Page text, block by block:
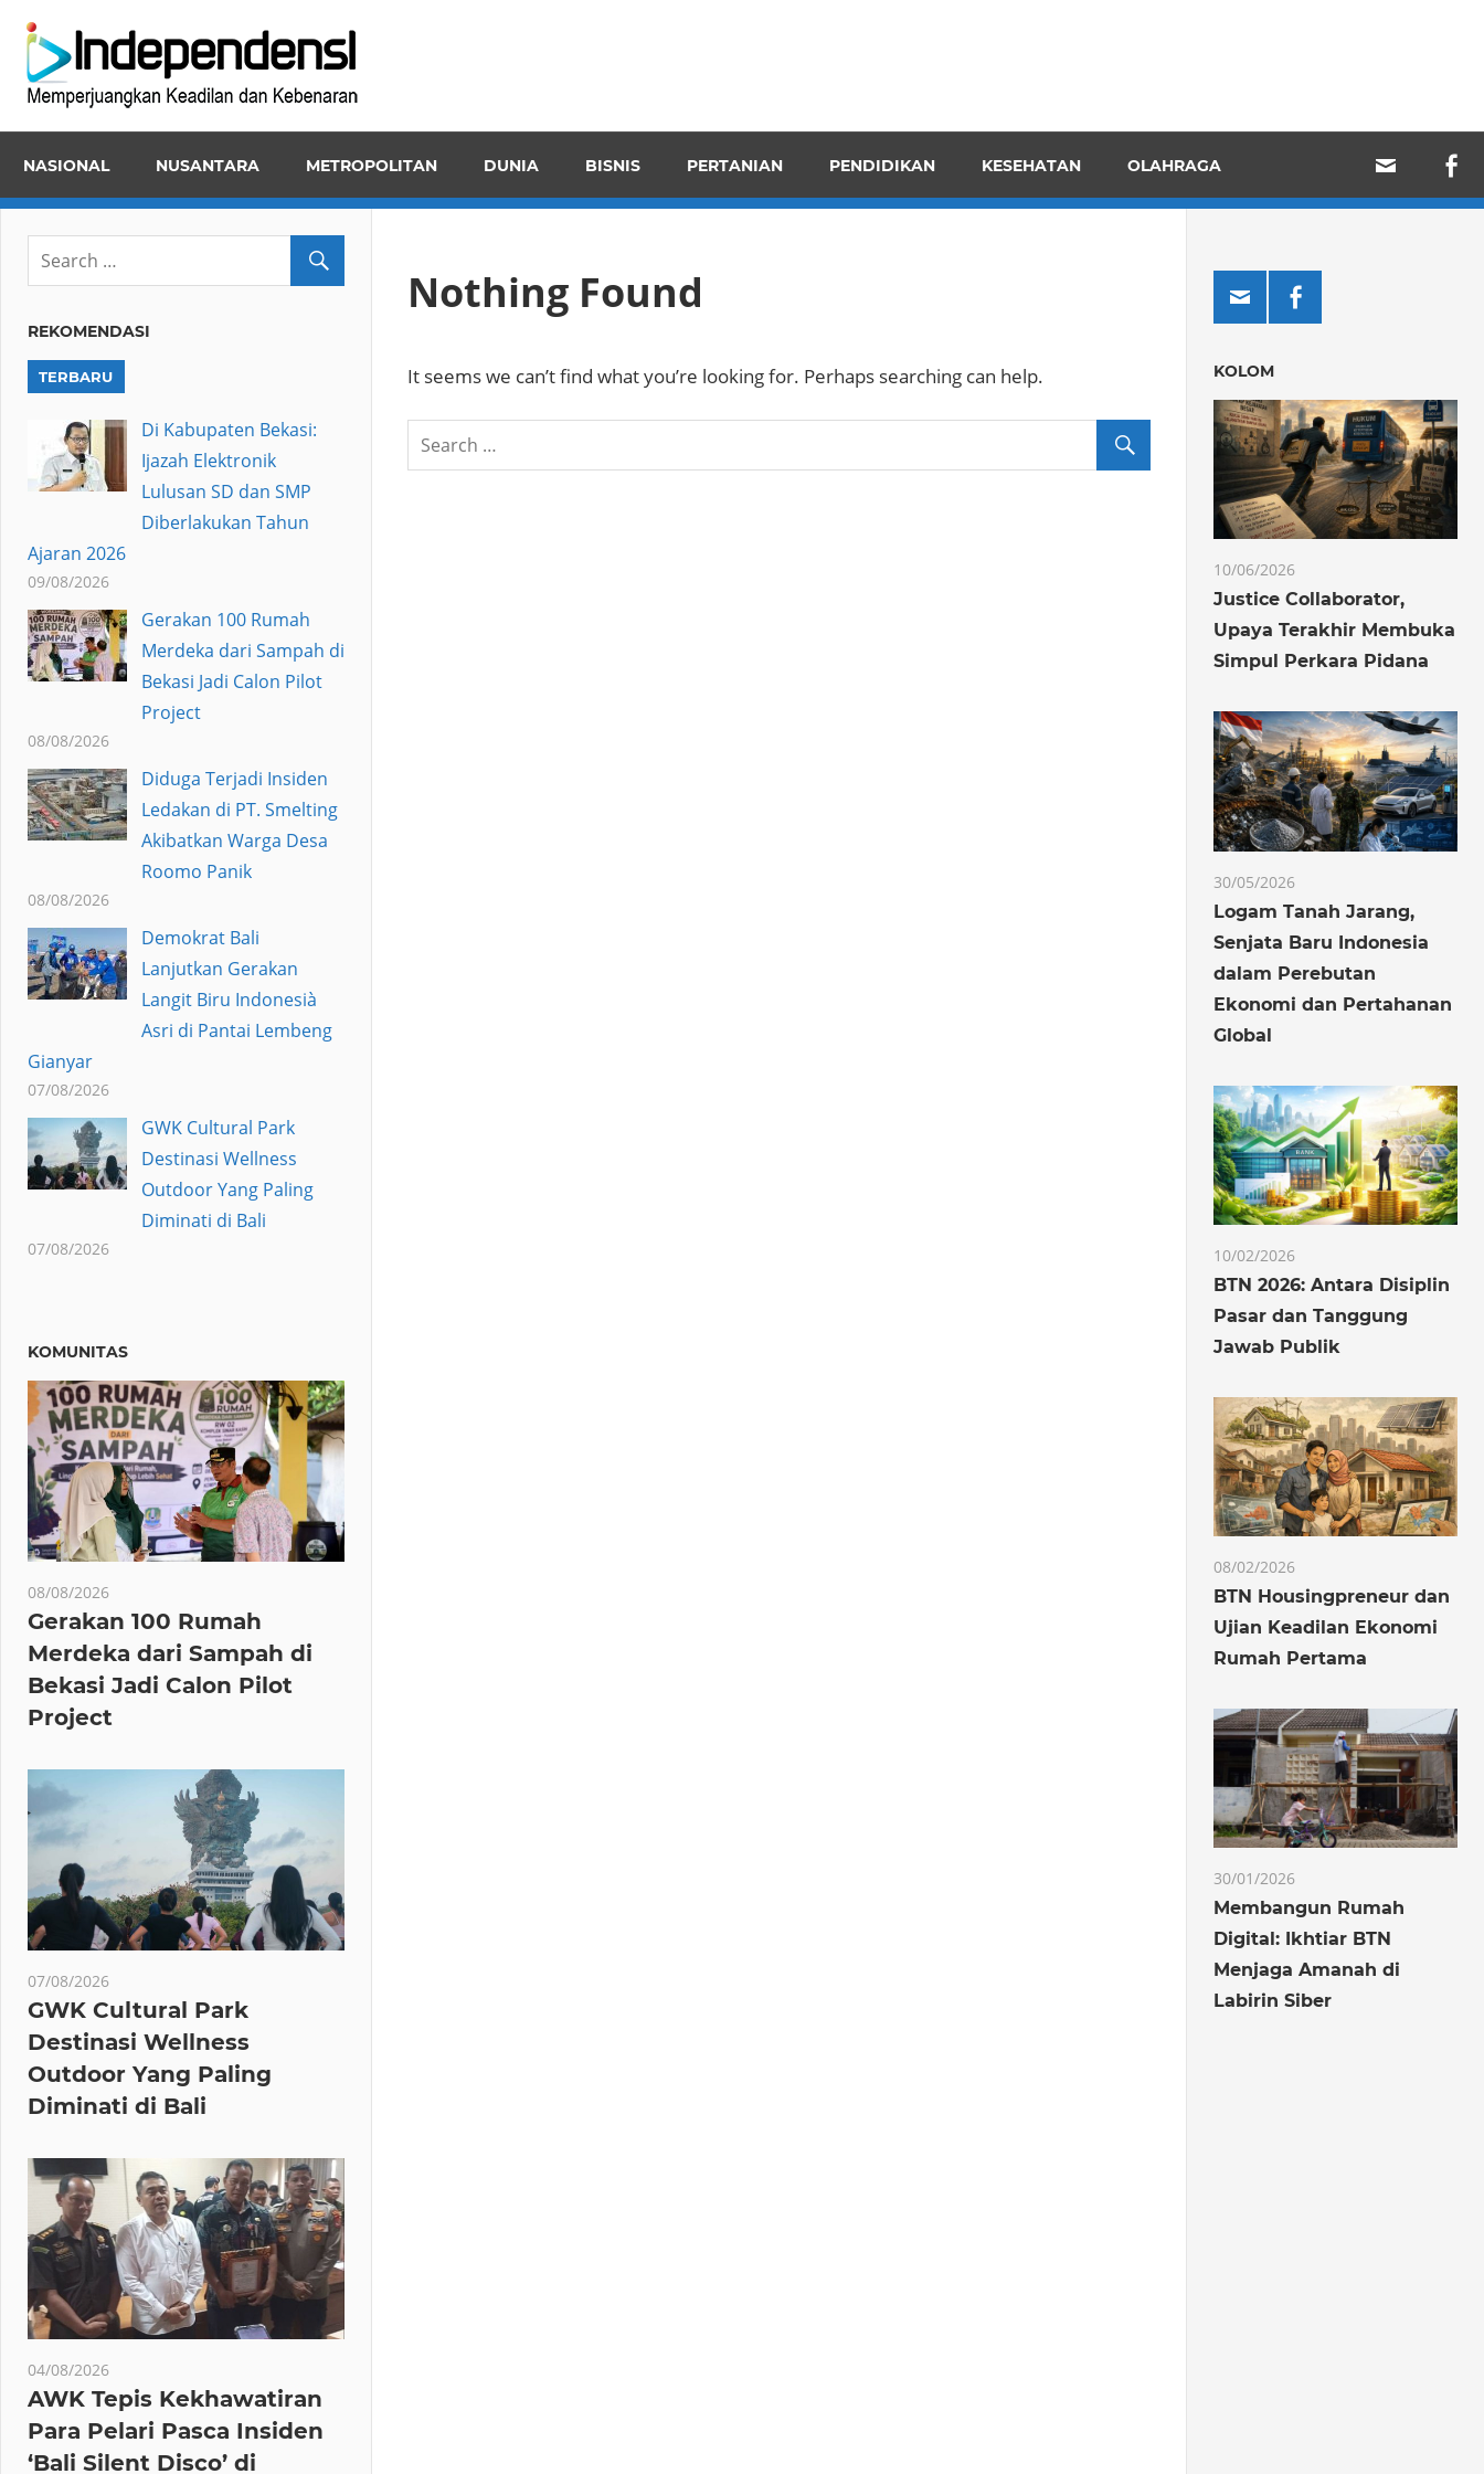
content
dan
NASIONAL NUSANTARA METROPOLITAN DUNIA BISNIS PERTANIAN PENDIDIKAN KESEHATAN OLAHRAGA
Nothing Found
It seems we can’t find what you’re looking for. Perhaps searching can help.
REKOMENDASI
TERBARU
Di Kabupaten Bekasi:
Ijazah Elektronik
Lulusan SD dan SMP
Diberlakukan Tahun
Ajaran 2026
09/08/2026
Gerakan 100 Rumah
Merdeka dari Sampah di
Bekasi Jadi Calon Pilot
Project
08/08/2026
Diduga Terjadi Insiden
Ledakan di PT. Smelting
Akibatkan Warga Desa
Roomo Panik
08/08/2026
Demokrat Bali
Lanjutkan Gerakan
Langit Biru Indonesià
Asri di Pantai Lembeng
Gianyar
07/08/2026
GWK Cultural Park
Destinasi Wellness
Outdoor Yang Paling
Diminati di Bali
07/08/2026
KOMUNITAS
08/08/2026
Gerakan 100 Rumah
Merdeka dari Sampah di
Bekasi Jadi Calon Pilot
Project
07/08/2026
GWK Cultural Park
Destinasi Wellness
Outdoor Yang Paling
Diminati di Bali
04/08/2026
AWK Tepis Kekhawatiran
Para Pelari Pasca Insiden
‘Bali Silent Disco’ di
KOLOM
10/06/2026
Justice Collaborator,
Upaya Terakhir Membuka
Simpul Perkara Pidana
30/05/2026
Logam Tanah Jarang,
Senjata Baru Indonesia
dalam Perebutan
Ekonomi dan Pertahanan
Global
10/02/2026
BTN 2026: Antara Disiplin
Pasar dan Tanggung
Jawab Publik
08/02/2026
BTN Housingpreneur dan
Ujian Keadilan Ekonomi
Rumah Pertama
30/01/2026
Membangun Rumah
Digital: Ikhtiar BTN
Menjaga Amanah di
Labirin Siber